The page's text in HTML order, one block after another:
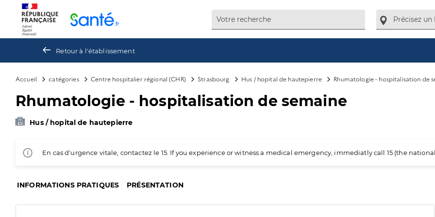
Retour à l'établissement
Accueil catégories Centre hospitalier régional (CHR) Strasbourg Hus / hopital de hautepierre Rhumatologie - hospitalisation de
Rhumatologie - hospitalisation de semaine
Hus / hopital de hautepierre
En cas d'urgence vitale, contactez le 15. If you experience or witness a medical emergency, immediatly call 15 (the
INFORMATIONS PRATIQUES PRÉSENTATION
Panneau de gestion des cookies